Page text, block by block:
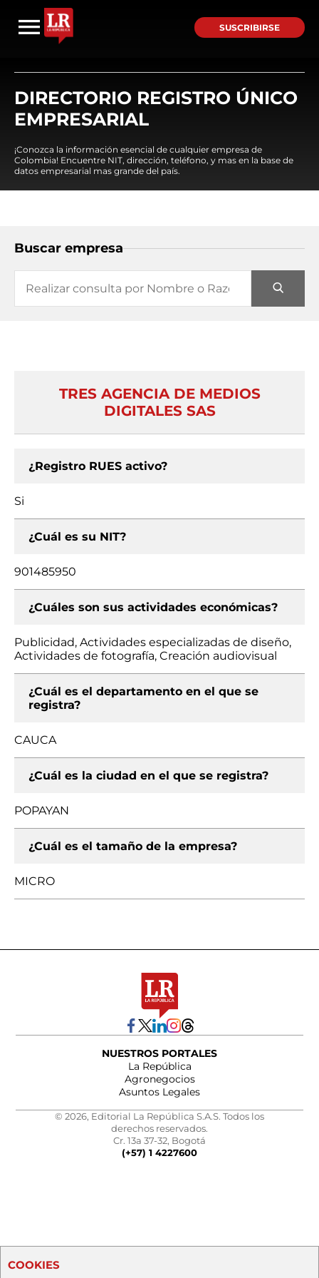
SUSCRIBIRSE
DIRECTORIO REGISTRO ÚNICO
EMPRESARIAL
¡Conozca la información esencial de cualquier empresa de
Colombia! Encuentre NIT, dirección, teléfono, y mas en la base de
datos empresarial mas grande del país.
Buscar empresa
TRES AGENCIA DE MEDIOS
DIGITALES SAS
¿Registro RUES activo?
Si
¿Cuál es su NIT?
901485950
¿Cuáles son sus actividades económicas?
Publicidad, Actividades especializadas de diseño,
Actividades de fotografía, Creación audiovisual
¿Cuál es el departamento en el que se
registra?
CAUCA
¿Cuál es la ciudad en el que se registra?
POPAYAN
¿Cuál es el tamaño de la empresa?
MICRO
NUESTROS PORTALES
La República
Agronegocios
Asuntos Legales
© 2026, Editorial La República S.A.S. Todos los
derechos reservados.
Cr. 13a 37-32, Bogotá
(+57) 1 4227600
COOKIES